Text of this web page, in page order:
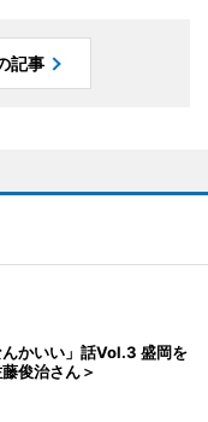
記事
んかいい」話Vol.3 盛岡を
俊治さん＞